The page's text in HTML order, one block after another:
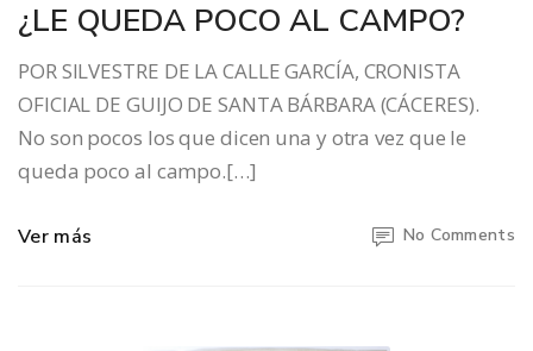
¿LE QUEDA POCO AL CAMPO?
POR SILVESTRE DE LA CALLE GARCÍA, CRONISTA
OFICIAL DE GUIJO DE SANTA BÁRBARA (CÁCERES).
No son pocos los que dicen una y otra vez que le
queda poco al campo.[…]
Ver más No Comments